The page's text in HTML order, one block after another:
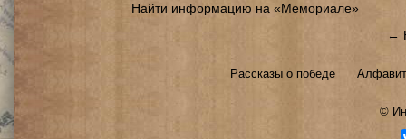
Найти информацию на «Мемориале»
←
Рассказы о победе
©